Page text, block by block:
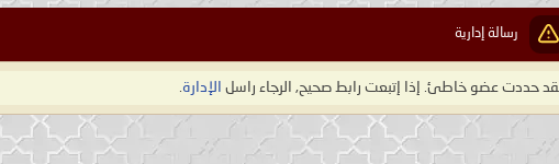
رسالة إدارية
لقد حددت عضو خاطئ. إذا إتبعت رابط صحيح, الرجاء راسل الإدارة